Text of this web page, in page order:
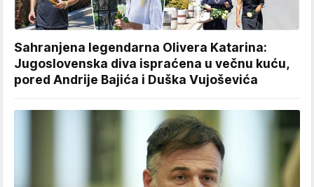
Sahranjena legendarna Olivera Katarina:
Jugoslovenska diva ispraćena u večnu kuću,
pored Andrije Bajića i Duška Vujoševića